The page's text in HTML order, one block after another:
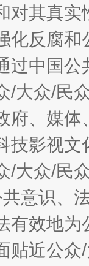
对其真实
化反腐
过中国
/大众/民
府、媒
技影视
/大众/民
意识、
有效地
贴近公